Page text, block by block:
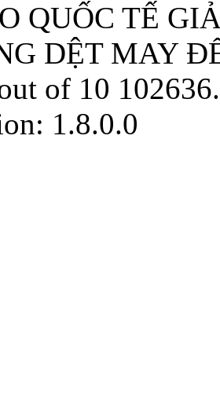
QUỐC TẾ
DỆT MAY
of 10 102636.
1.8.0.0